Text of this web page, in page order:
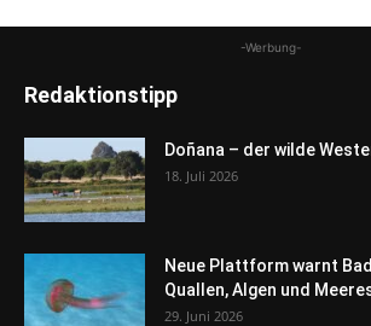
-Werbung-
Redaktionstipp
Doñana – der wilde
18. Juli 2026
Neue Plattform warnt
Quallen, Algen und
29. Juni 2026